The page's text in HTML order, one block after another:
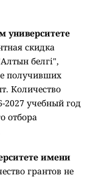
университете
скидка
белгі",
получивших
Количество
2027 учебный год
отбора
имени
грантов не